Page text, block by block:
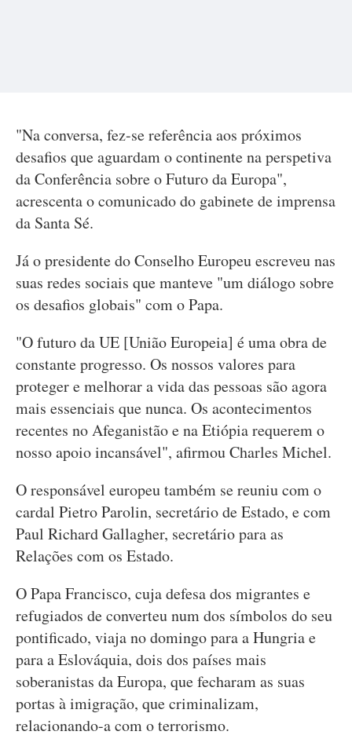
"Na conversa, fez-se referência aos próximos
desafios que aguardam o continente na perspetiva
da Conferência sobre o Futuro da Europa",
acrescenta o comunicado do gabinete de imprensa
da Santa Sé.
Já o presidente do Conselho Europeu escreveu nas
suas redes sociais que manteve "um diálogo sobre
os desafios globais" com o Papa.
"O futuro da UE [União Europeia] é uma obra de
constante progresso. Os nossos valores para
proteger e melhorar a vida das pessoas são agora
mais essenciais que nunca. Os acontecimentos
recentes no Afeganistão e na Etiópia requerem o
nosso apoio incansável", afirmou Charles Michel.
O responsável europeu também se reuniu com o
cardal Pietro Parolin, secretário de Estado, e com
Paul Richard Gallagher, secretário para as
Relações com os Estado.
O Papa Francisco, cuja defesa dos migrantes e
refugiados de converteu num dos símbolos do seu
pontificado, viaja no domingo para a Hungria e
para a Eslováquia, dois dos países mais
soberanistas da Europa, que fecharam as suas
portas à imigração, que criminalizam,
relacionando-a com o terrorismo.